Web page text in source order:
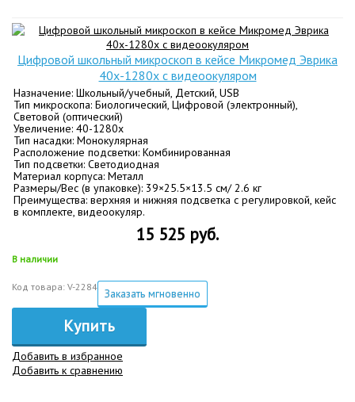
Цифровой школьный микроскоп в кейсе Микромед Эврика
40х-1280х с видеоокуляром
Назначение: Школьный/учебный, Детский, USB
Тип микроскопа: Биологический, Цифровой (электронный),
Световой (оптический)
Увеличение: 40-1280х
Тип насадки: Монокулярная
Расположение подсветки: Комбинированная
Тип подсветки: Светодиодная
Материал корпуса: Металл
Размеры/Вес (в упаковке): 39×25.5×13.5 см/ 2.6 кг
Преимущества: верхняя и нижняя подсветка с регулировкой, кейс
в комплекте, видеоокуляр.
15 525 руб.
В наличии
Код товара: V-2284 Заказать мгновенно
Купить
Добавить в избранное
Добавить к сравнению